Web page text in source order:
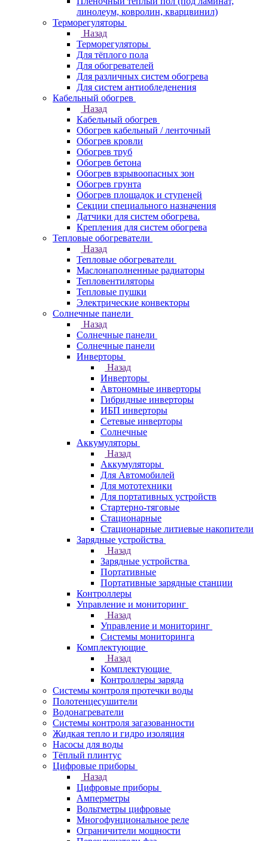
линолеум, ковролин, кварцвинил)
Терморегуляторы
Назад
Терморегуляторы
Для тёплого пола
Для обогревателей
Для различных систем обогрева
Для систем антиобледенения
Кабельный обогрев
Назад
Кабельный обогрев
Обогрев кабельный / ленточный
Обогрев кровли
Обогрев труб
Обогрев бетона
Обогрев взрывоопасных зон
Обогрев грунта
Обогрев площадок и ступеней
Секции специального назначения
Датчики для систем обогрева.
Крепления для систем обогрева
Тепловые обогреватели
Назад
Тепловые обогреватели
Маслонаполненные радиаторы
Тепловентиляторы
Тепловые пушки
Электрические конвекторы
Солнечные панели
Назад
Солнечные панели
Солнечные панели
Инверторы
Назад
Инверторы
Автономные инверторы
Гибридные инверторы
ИБП инверторы
Сетевые инверторы
Солнечные
Аккумуляторы
Назад
Аккумуляторы
Для Автомобилей
Для мототехники
Для портативных устройств
Стартерно-тяговые
Стационарные
Стационарные литиевые накопители
Зарядные устройства
Назад
Зарядные устройства
Портативные
Портативные зарядные станции
Контроллеры
Управление и мониторинг
Назад
Управление и мониторинг
Системы мониторинга
Комплектующие
Назад
Комплектующие
Контроллеры заряда
Системы контроля протечки воды
Полотенцесушители
Водонагреватели
Системы контроля загазованности
Жидкая тепло и гидро изоляция
Насосы для воды
Тёплый плинтус
Цифровые приборы
Назад
Цифровые приборы
Амперметры
Вольтметры цифровые
Многофунциональное реле
Ограничители мощности